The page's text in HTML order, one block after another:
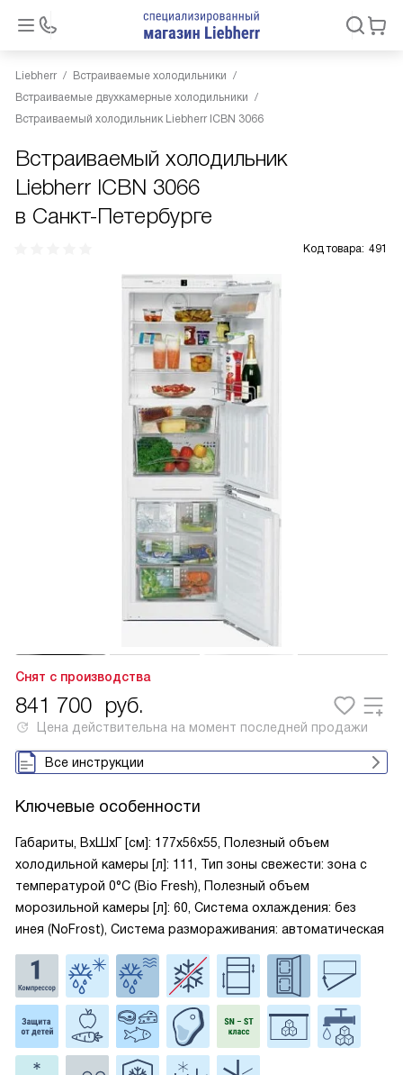
Liebherr
Встраиваемые холодильники
Встраиваемые двухкамерные холодильники
Встраиваемый холодильник Liebherr ICBN 3066
Встраиваемый холодильник
Liebherr ICBN 3066
в Санкт-Петербурге
Код товара: 491
Снят с производства
841 700 руб.
Цена действительна на момент последней продажи
Все инструкции
Ключевые особенности
Габариты, ВxШxГ [см]: 177x56x55, Полезный объем
холодильной камеры [л]: 111, Тип зоны свежести: зона с
температурой 0°C (Bio Fresh), Полезный объем
морозильной камеры [л]: 60, Система охлаждения: без
инея (NoFrost), Система размораживания: автоматическая